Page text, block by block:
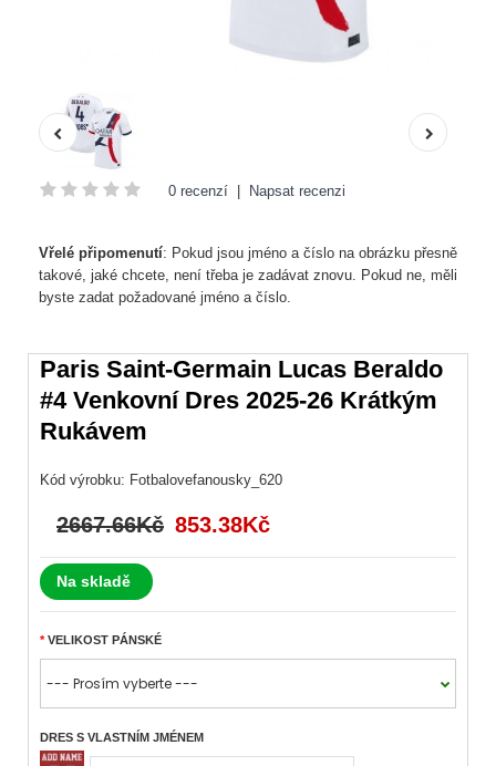
0 recenzí Napsat recenzi
Vřelé připomenutí: Pokud jsou jméno a číslo na obrázku přesně
takové, jaké chcete, není třeba je zadávat znovu. Pokud ne, měli
byste zadat požadované jméno a číslo.
Paris Saint-Germain Lucas Beraldo
#4 Venkovní Dres 2025-26 Krátkým
Rukávem
Kód výrobku: Fotbalovefanousky_620
2667.66Kč 853.38Kč
Na skladě
VELIKOST PÁNSKÉ
DRES S VLASTNÍM JMÉNEM